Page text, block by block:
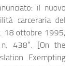
il nuovo
carceraria del
18 ottobre 1995,
438”. [On the
Exempting